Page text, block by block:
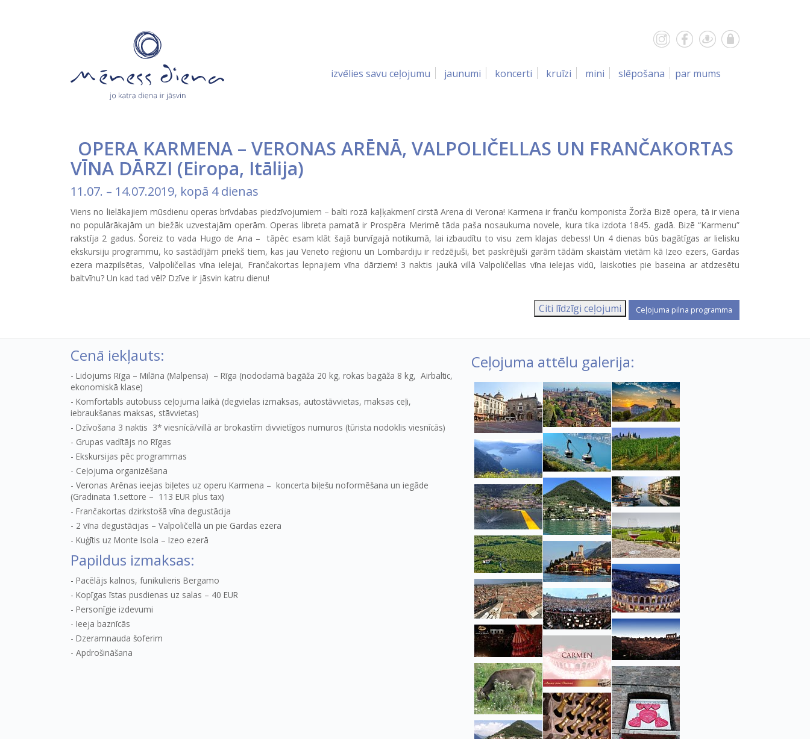
izvēlies savu ceļojumu jaunumi koncerti kruīzi mini slēpošana par mums
OPERA KARMENA – VERONAS ARĒNĀ, VALPOLIČELLAS UN FRANČAKORTAS
VĪNA DĀRZI (Eiropa, Itālija)
11.07. – 14.07.2019, kopā 4 dienas
Viens no lielākajiem mūsdienu operas brīvdabas piedzīvojumiem – balti rozā kaļķakmenī cirstā Arena di Verona! Karmena ir franču komponista Žorža Bizē opera, tā ir viena
no populārākajām un biežāk uzvestajām operām. Operas libreta pamatā ir Prospēra Merimē tāda paša nosaukuma novele, kura tika izdota 1845. gadā. Bizē “Karmenu”
rakstīja 2 gadus. Šoreiz to vada Hugo de Ana – tāpēc esam klāt šajā burvīgajā notikumā, lai izbaudītu to visu zem klajas debess! Un 4 dienas būs bagātīgas ar lielisku
ekskursiju programmu, ko sastādījām priekš tiem, kas jau Veneto reģionu un Lombardiju ir redzējuši, bet paskrējuši garām tādām skaistām vietām kā Izeo ezers, Gardas
ezera mazpilsētas, Valpoličellas vīna ielejai, Frančakortas lepnajiem vīna dārziem! 3 naktis jaukā villā Valpoličellas vīna ielejas vidū, laiskoties pie baseina ar atdzesētu
baltvīnu? Un kad tad vēl? Dzīve ir jāsvin katru dienu!
Citi līdzīgi ceļojumi
Cenā iekļauts:
Lidojums Rīga – Milāna (Malpensa) – Rīga (nododamā bagāža 20 kg, rokas bagāža 8 kg, Airbaltic,
ekonomiskā klase)
Komfortabls autobuss ceļojuma laikā (degvielas izmaksas, autostāvvietas, maksas ceļi,
iebraukšanas maksas, stāvvietas)
Dzīvošana 3 naktis 3* viesnīcā/villā ar brokastīm divvietīgos numuros (tūrista nodoklis viesnīcās)
Grupas vadītājs no Rīgas
Ekskursijas pēc programmas
Ceļojuma organizēšana
Veronas Arēnas ieejas biļetes uz operu Karmena – koncerta biļešu noformēšana un iegāde
(Gradinata 1.settore – 113 EUR plus tax)
Frančakortas dzirkstošā vīna degustācija
2 vīna degustācijas – Valpoličellā un pie Gardas ezera
Kuģītis uz Monte Isola – Izeo ezerā
Papildus izmaksas:
Pacēlājs kalnos, funikulieris Bergamo
Kopīgas īstas pusdienas uz salas – 40 EUR
Personīgie izdevumi
Ieeja baznīcās
Dzeramnauda šoferim
Apdrošināšana
Ceļojuma attēlu galerija: